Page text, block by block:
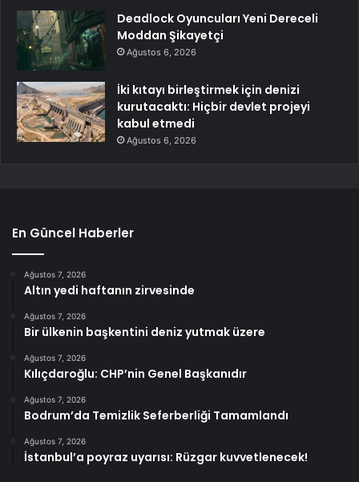
Deadlock Oyuncuları Yeni Dereceli
Moddan Şikayetçi
Ağustos 6, 2026
İki kıtayı birleştirmek için denizi
kurutacaktı: Hiçbir devlet projeyi
kabul etmedi
Ağustos 6, 2026
En Güncel Haberler
Ağustos 7, 2026
Altın yedi haftanın zirvesinde
Ağustos 7, 2026
Bir ülkenin başkentini deniz yutmak üzere
Ağustos 7, 2026
Kılıçdaroğlu: CHP’nin Genel Başkanıdır
Ağustos 7, 2026
Bodrum’da Temizlik Seferberliği Tamamlandı
Ağustos 7, 2026
İstanbul’a poyraz uyarısı: Rüzgar kuvvetlenecek!